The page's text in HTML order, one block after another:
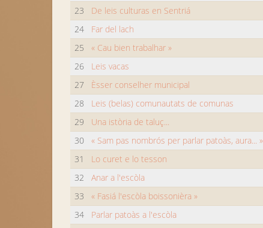
23
De leis culturas en Sentriá
24
Far del lach
25
« Cau bien trabalhar »
26
Leis vacas
27
Èsser conselher municipal
28
Leis (belas) comunautats de comunas
29
Una istòria de taluç...
30
« Sam pas nombrós per parlar patoàs, aura... »
31
Lo curet e lo tesson
32
Anar a l'escòla
33
« Fasiá l'escòla boissonièra »
34
Parlar patoàs a l'escòla